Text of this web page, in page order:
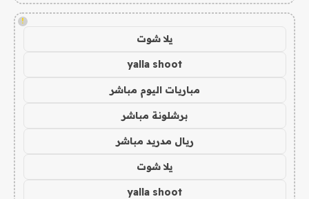
!
يلا شوت
yalla shoot
مباريات اليوم مباشر
برشلونة مباشر
ريال مدريد مباشر
يلا شوت
yalla shoot